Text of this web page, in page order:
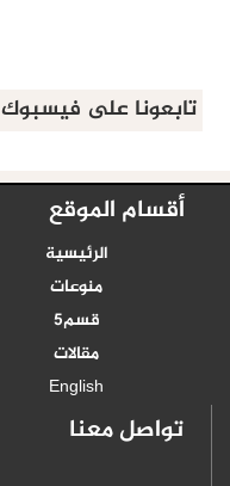
تابعونا على فيسبوك
أقسام الموقع
الرئيسية
منوعات
قسم5
مقالات
English
تواصل معنا